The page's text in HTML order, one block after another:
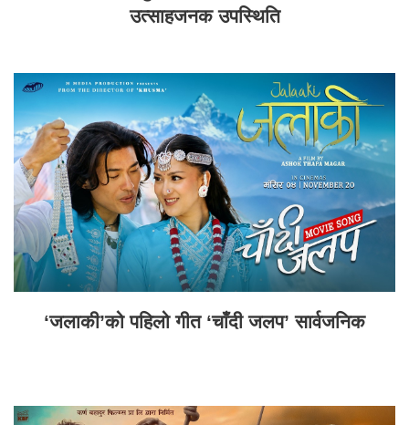
उत्साहजनक उपस्थिति
‘जलाकी’को पहिलो गीत ‘चाँदी जलप’ सार्वजनिक